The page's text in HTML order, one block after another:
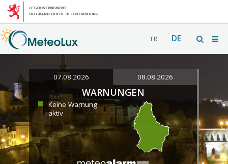
FR DE
07.08.2026 08.08.2026
WARNUNGEN
Keine Warnung
aktiv